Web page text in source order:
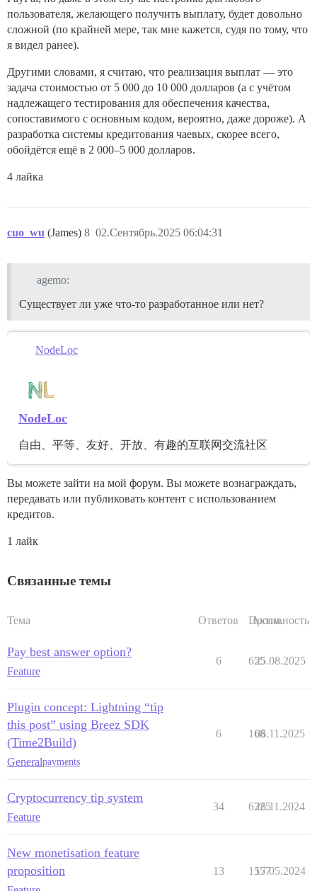
пользователя, желающего получить выплату, будет довольно
сложной (по крайней мере, так мне кажется, судя по тому, что
я видел ранее).
Другими словами, я считаю, что реализация выплат — это
задача стоимостью от 5 000 до 10 000 долларов (а с учётом
надлежащего тестирования для обеспечения качества,
сопоставимого с основным кодом, вероятно, даже дороже). А
разработка системы кредитования чаевых, скорее всего,
обойдётся ещё в 2 000–5 000 долларов.
4 лайка
cuo_wu (James) 02.Сентябрь.2025 06:04:31
8
agemo:
Существует ли уже что-то разработанное или нет?
NodeLoc
NodeLoc
自由、平等、友好、开放、有趣的互联网交流社区
Вы можете зайти на мой форум. Вы можете вознаграждать,
передавать или публиковать контент с использованием
кредитов.
1 лайк
Связанные темы
Тема Ответов Просм.
Активность
Pay best answer option?
Feature
6 655
25.08.2025
Plugin concept: Lightning “tip
this post” using Breez SDK
(Time2Build)
Generalpayments
6 168
06.11.2025
Cryptocurrency tip system
Feature
34 6325
26.11.2024
New monetisation feature
proposition
13 1557
17.05.2024